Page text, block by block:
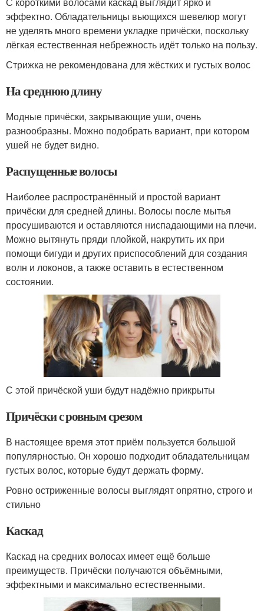
эффектно. Обладательницы вьющихся шевелюр могут
не уделять много времени укладке причёски, поскольку
лёгкая естественная небрежность идёт только на пользу.
Стрижка не рекомендована для жёстких и густых волос
На среднюю длину
Модные причёски, закрывающие уши, очень
разнообразны. Можно подобрать вариант, при котором
ушей не будет видно.
Распущенные волосы
Наиболее распространённый и простой вариант
причёски для средней длины. Волосы после мытья
просушиваются и оставляются ниспадающими на плечи.
Можно вытянуть пряди плойкой, накрутить их при
помощи бигуди и других приспособлений для создания
волн и локонов, а также оставить в естественном
состоянии.
С этой причёской уши будут надёжно прикрыты
Причёски с ровным срезом
В настоящее время этот приём пользуется большой
популярностью. Он хорошо подходит обладательницам
густых волос, которые будут держать форму.
Ровно остриженные волосы выглядят опрятно, строго и
стильно
Каскад
Каскад на средних волосах имеет ещё больше
преимуществ. Причёски получаются объёмными,
эффектными и максимально естественными.